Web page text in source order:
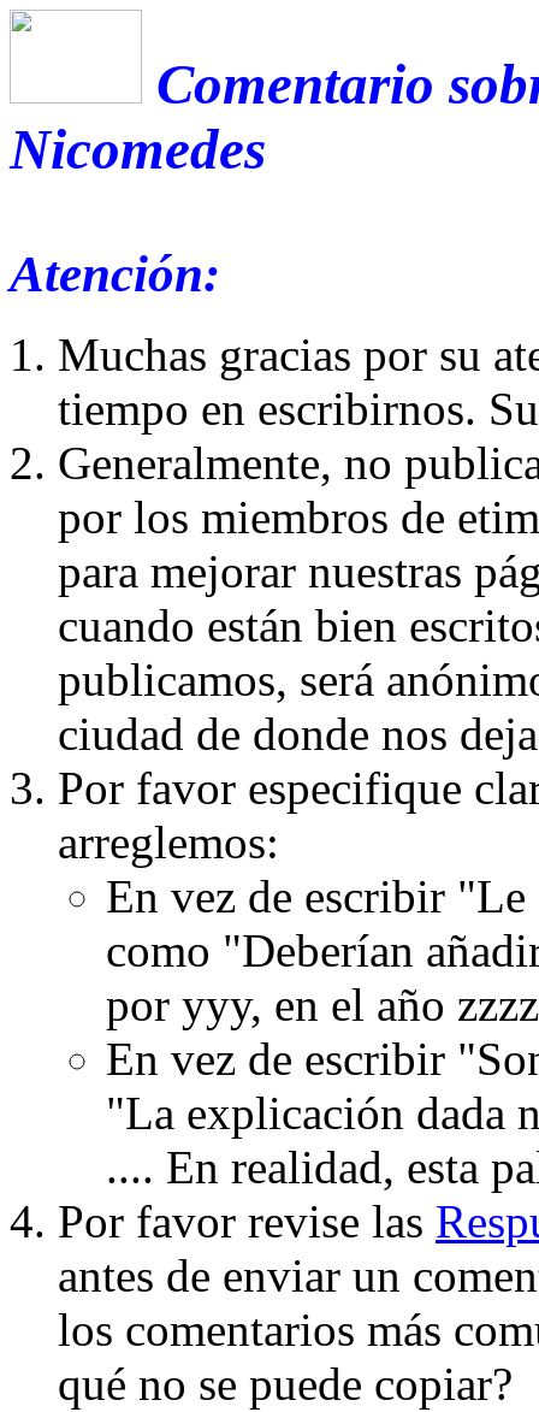
Comentario
Nicomedes
Atención:
Muchas gracias por su
tiempo en escribirnos.
Generalmente, no
por los miembros de
para mejorar nuestras
cuando están bien
publicamos, será
ciudad de donde nos
Por favor especifique
arreglemos:
En vez de escribir
como "Deberían
por yyy, en el año
En vez de escribir
"La explicación dada
.... En realidad, esta
Por favor revise las
antes de enviar un
los comentarios más
qué no se puede copiar?